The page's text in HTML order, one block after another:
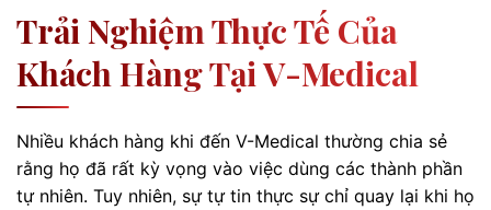
Trải Nghiệm Thực Tế Của
Khách Hàng Tại V-Medical
Nhiều khách hàng khi đến V-Medical thường chia sẻ
rằng họ đã rất kỳ vọng vào việc dùng các thành phần
tự nhiên. Tuy nhiên, sự tự tin thực sự chỉ quay lại khi họ